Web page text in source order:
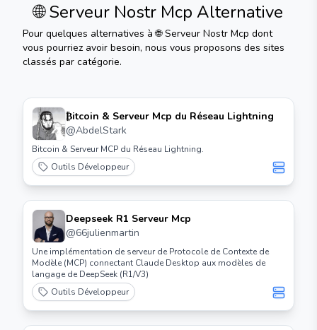
🌐 Serveur Nostr Mcp Alternative
Pour quelques alternatives à🌐 Serveur Nostr Mcp dont
vous pourriez avoir besoin, nous vous proposons des sites
classés par catégorie.
₿itcoin & Serveur Mcp du Réseau Lightning
@AbdelStark
Bitcoin & Serveur MCP du Réseau Lightning.
Outils Développeur
Deepseek R1 Serveur Mcp
@66julienmartin
Une implémentation de serveur de Protocole de Contexte de
Modèle (MCP) connectant Claude Desktop aux modèles de
langage de DeepSeek (R1/V3)
Outils Développeur